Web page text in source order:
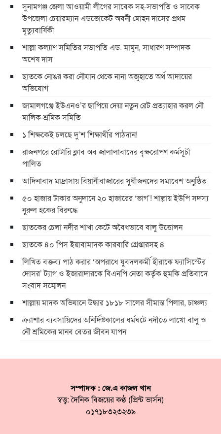
সুনামগঞ্জ জেলা আওয়ামী লীগের সাবেক সহ-সভাপতি ও সাবেক
উপজেলা চেয়ারম্যান এডভোকেট অবনী মোহন দাসের প্রথম
মৃত্যুবার্ষিকী
শাল্লা কল্যাণ সমিতির সভাপতি এড. মামুন, সাধারণ সম্পাদক
অশেষ দাস
ছাতকে নোঙর করা নৌযান থেকে নানা অজুহাতে অর্থ আদায়ের
অভিযোগ
জামালগঞ্জে ইউএনও’র ছাপিয়ে দেয়া নতুন রেট প্রত্যাহার করল নৌ
মালিক-শ্রমিক সমিতি
১ শিক্ষকেই চলছে দু’শ শিক্ষার্থীর পাঠদান!
রাজনগরে রোটারি ক্লাব অব জালালাবাদের বৃক্ষরোপণ কর্মসূচী
পালিত
আদিনাবাদ মাদ্রাসায় বিয়ানীবাজারের সুধীজনদের সমাবেশ অনুষ্ঠিত
৫০ হাজার টাকার অনুদানে ২০ হাজারের ‘ভাগ’! শাল্লায় ইউপি সদস্য
নুরুল হকের বিরুদ্ধে
ছাতকের চেলা নদীর শাখা কেটে অবৈধভাবে বালু উত্তোলন
ছাতকে ৪০ পিস ইয়াবামাদক কারবারি গ্রেপ্তারসহ ৪
লিখিত বক্তব্য পাঠ করার ‘অপরাধে যুবদলকর্মী হীরাকে ফ্যাসিস্টের
দোসর’ ট্যাগ ও ইজারাদারকে বিএনপি নেতা কর্তৃক হুমকি প্রতিবাদে
সংবাদ সম্মেলন
শাল্লায় মাদক অভিযানে উদ্ধার ১৮১৮ সালের সীমান্ত পিলার, চাঞ্চল্য
ক্র্যাশার ব্যবসায়িদের অনির্দিষ্টকালের ধর্মঘটে নদীতে লাখো বালু ও
নৌ শ্রমিকের মানব বেতর জীবন যাপন
সম্পাদক : জে.এ কাজল খান
স্বত্ত্ব: দৈনিক বিজয়ের কণ্ঠ (প্রিন্ট ভার্সন)
০১৭১৮৩২৩২৩৯